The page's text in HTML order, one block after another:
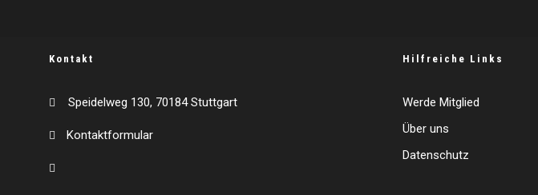
Kontakt
Speidelweg 130, 70184 Stuttgart
Kontaktformular
Hilfreiche Links
Werde Mitglied
Über uns
Datenschutz